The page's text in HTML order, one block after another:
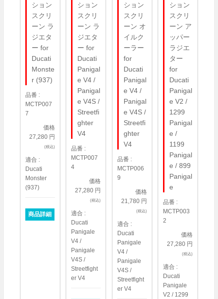
ション
スクリ
ーン ラ
ジエタ
ー for
Ducati
Monste
r (937)
品番 :
MCTP007
7
価格
27,280 円
(税込)
適合 :
Ducati
Monster
(937)
商品詳細
ション
スクリ
ーン ラ
ジエタ
ー for
Ducati
Panigal
e V4 /
Panigal
e V4S /
Streetfi
ghter
V4
品番 :
MCTP007
4
価格
27,280 円
(税込)
適合 :
Ducati
Panigale
V4 /
Panigale
V4S /
Streetfight
er V4
ション
スクリ
ーン オ
イルク
ーラー
for
Ducati
Panigal
e V4 /
Panigal
e V4S /
Streetfi
ghter
V4
品番 :
MCTP006
9
価格
21,780 円
(税込)
適合 :
Ducati
Panigale
V4 /
Panigale
V4S /
Streetfight
er V4
ション
スクリ
ーン ア
ッパー
ラジエ
ター
for
Ducati
Panigal
e V2 /
1299
Panigal
e /
1199
Panigal
e / 899
Panigal
e
品番 :
MCTP003
2
価格
27,280 円
(税込)
適合 :
Ducati
Panigale
V2 / 1299